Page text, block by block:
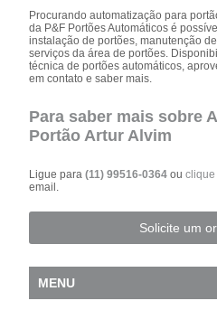
Procurando automatização para
da P&F Portões Automáticos é
instalação de portões, manutenção
serviços da área de portões.
técnica de portões automáticos,
em contato e saber mais.
Para saber mais sobre
Portão Artur Alvim
Ligue para(11) 99516-0364ouclique
email.
Solicite um
MENU